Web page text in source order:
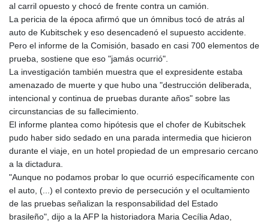
al carril opuesto y chocó de frente contra un camión.
La pericia de la época afirmó que un ómnibus tocó de atrás al
auto de Kubitschek y eso desencadenó el supuesto accidente.
Pero el informe de la Comisión, basado en casi 700 elementos de
prueba, sostiene que eso "jamás ocurrió".
La investigación también muestra que el expresidente estaba
amenazado de muerte y que hubo una "destrucción deliberada,
intencional y continua de pruebas durante años" sobre las
circunstancias de su fallecimiento.
El informe plantea como hipótesis que el chofer de Kubitschek
pudo haber sido sedado en una parada intermedia que hicieron
durante el viaje, en un hotel propiedad de un empresario cercano
a la dictadura.
"Aunque no podamos probar lo que ocurrió específicamente con
el auto, (...) el contexto previo de persecución y el ocultamiento
de las pruebas señalizan la responsabilidad del Estado
brasileño", dijo a la AFP la historiadora Maria Cecília Adao,